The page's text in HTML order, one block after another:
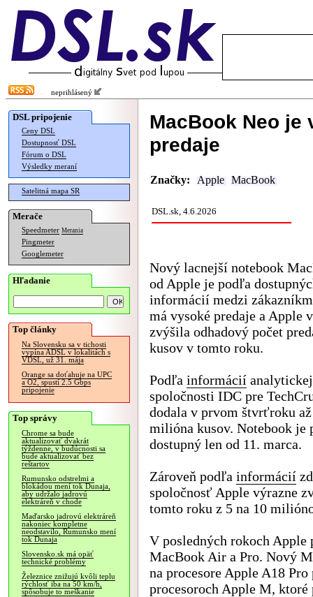
neprihlásený
DSL pripojenie
Ceny DSL
Dostupnosť DSL
Fórum o DSL
Výsledky meraní
Satelitná mapa SR
Merače
Speedmeter Merania
Pingmeter
Googlemeter
Hľadanie
Top články
Na Slovensku sa v tichosti
vypína ADSL v lokalitách s
VDSL, už 31. mája
Orange sa doťahuje na UPC
a O2, spustí 2.5 Gbps
pripojenie
Top správy
Chrome sa bude
aktualizovať dvakrát
týždenne, v budúcnosti sa
bude aktualizovať bez
reštartov
Rumunsko odstrelmi a
blokádou mení tok Dunaja,
aby udržalo jadrovú
elektráreň v chode
Maďarsko jadrovú elektráreň
nakoniec kompletne
neodstavilo, Rumunsko mení
tok Dunaja
Slovensko.sk má opäť
technické problémy
Železnice znižujú kvôli teplu
rýchlosť iba na 50 km/h,
spôsobuje to meškanie
MacBook Neo
predaje
Značky: Apple MacBook
DSL.sk, 4.6.2026
Nový lacnejší notebook
od Apple je podľa
informácií medzi
má vysoké predaje a Apple
zvýšila odhadový počet
kusov v tomto roku.
Podľa informácií analytickej
spoločnosti IDC pre
dodala v prvom štvrťroku
milióna kusov. Notebook je
dostupný len od 11. marca.
Zároveň podľa informácií
spoločnosť Apple výrazne
tomto roku z 5 na 10
V posledných rokoch Apple
MacBook Air a Pro. Nový
na procesore Apple A18
procesoroch Apple M,